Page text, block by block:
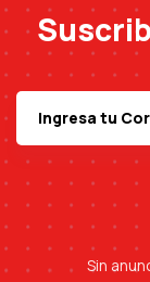
Sin